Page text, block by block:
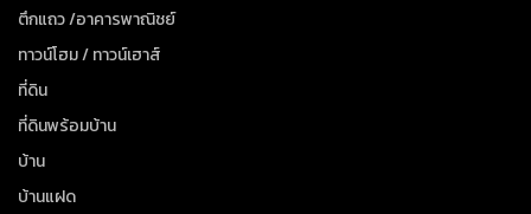
ตึกแถว /อาคารพาณิชย์
ทาวน์โฮม / ทาวน์เฮาส์
ที่ดิน
ที่ดินพร้อมบ้าน
บ้าน
บ้านแฝด